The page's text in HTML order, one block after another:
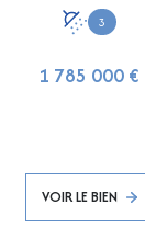
3
1 785 000 €
VOIR LE BIEN